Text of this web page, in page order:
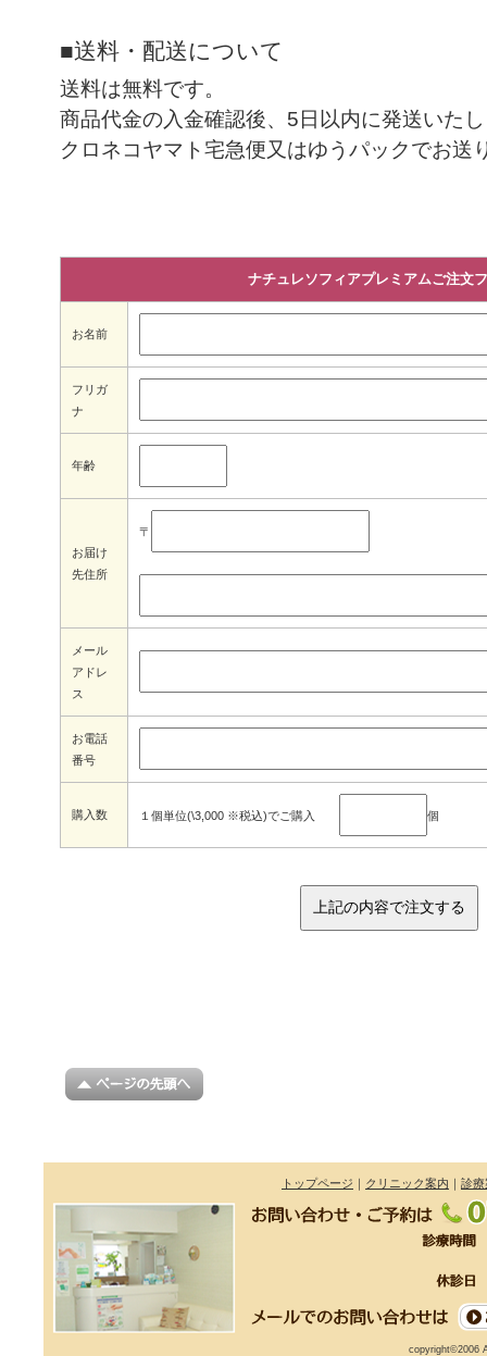
■送料・配送について
送料は無料です。
商品代金の入金確認後、5日以内に発送いた
クロネコヤマト宅急便又はゆうパックでお送
ナチュレソフィアプレミアムご注文
お名前
フリガ
ナ
年齢
お届け
先住所
〒
メール
アドレ
ス
お電話
番号
購入数 １個単位(\3,000 ※税込)でご購入 個
トップページ ｜ クリニック案内 ｜ 診療
copyright©2006